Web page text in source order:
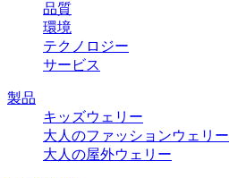
品質
環境
テクノロジー
サービス
製品
キッズウェリー
大人のファッションウェリー
大人の屋外ウェリー